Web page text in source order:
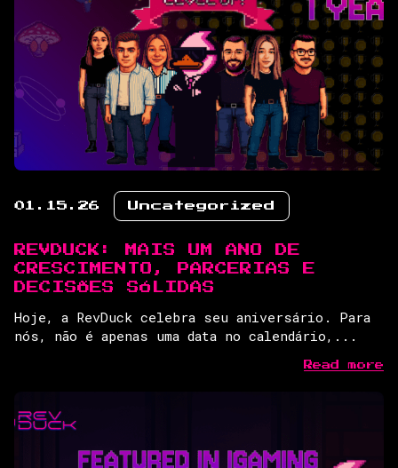
01.15.26 Uncategorized
REVDUCK: MAIS UM ANO DE
CRESCIMENTO, PARCERIAS E
DECISÕES SÓLIDAS
Hoje, a RevDuck celebra seu aniversário. Para
nós, não é apenas uma data no calendário,...
Read more